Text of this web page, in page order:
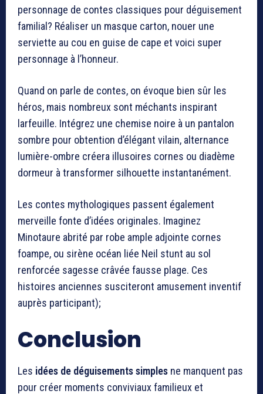
personnage de contes classiques pour déguisement
familial? Réaliser un masque carton, nouer une
serviette au cou en guise de cape et voici super
personnage à l’honneur.
Quand on parle de contes, on évoque bien sûr les
héros, mais nombreux sont méchants inspirant
larfeuille. Intégrez une chemise noire à un pantalon
sombre pour obtention d’élégant vilain, alternance
lumière-ombre créera illusoires cornes ou diadème
dormeur à transformer silhouette instantanément.
Les contes mythologiques passent également
merveille fonte d’idées originales. Imaginez
Minotaure abrité par robe ample adjointe cornes
foampe, ou sirène océan liée Neil stunt au sol
renforcée sagesse crâvée fausse plage. Ces
histoires anciennes susciteront amusement inventif
auprès participant);
Conclusion
Les idées de déguisements simples ne manquent pas
pour créer moments conviviaux familieux et